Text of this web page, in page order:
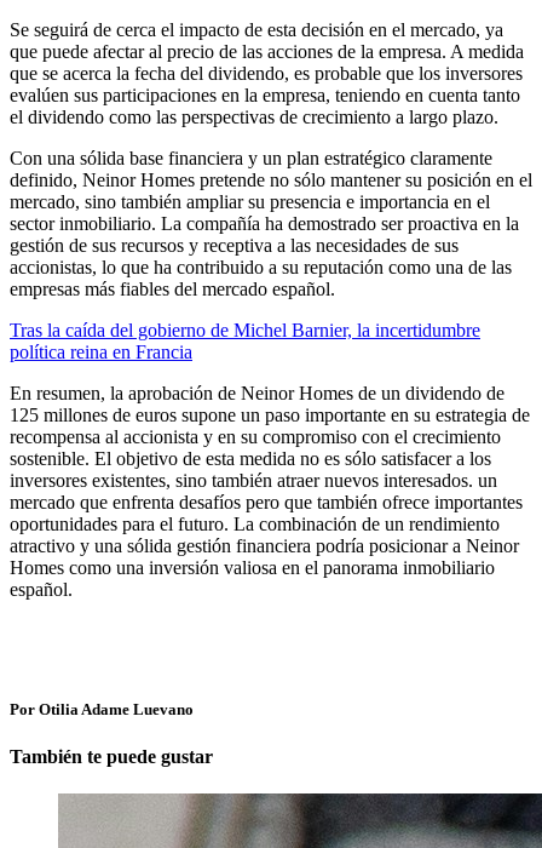
Se seguirá de cerca el impacto de esta decisión en el mercado, ya
que puede afectar al precio de las acciones de la empresa. A medida
que se acerca la fecha del dividendo, es probable que los inversores
evalúen sus participaciones en la empresa, teniendo en cuenta tanto
el dividendo como las perspectivas de crecimiento a largo plazo.
Con una sólida base financiera y un plan estratégico claramente
definido, Neinor Homes pretende no sólo mantener su posición en el
mercado, sino también ampliar su presencia e importancia en el
sector inmobiliario. La compañía ha demostrado ser proactiva en la
gestión de sus recursos y receptiva a las necesidades de sus
accionistas, lo que ha contribuido a su reputación como una de las
empresas más fiables del mercado español.
Tras la caída del gobierno de Michel Barnier, la incertidumbre
política reina en Francia
En resumen, la aprobación de Neinor Homes de un dividendo de
125 millones de euros supone un paso importante en su estrategia de
recompensa al accionista y en su compromiso con el crecimiento
sostenible. El objetivo de esta medida no es sólo satisfacer a los
inversores existentes, sino también atraer nuevos interesados. un
mercado que enfrenta desafíos pero que también ofrece importantes
oportunidades para el futuro. La combinación de un rendimiento
atractivo y una sólida gestión financiera podría posicionar a Neinor
Homes como una inversión valiosa en el panorama inmobiliario
español.
Por Otilia Adame Luevano
También te puede gustar